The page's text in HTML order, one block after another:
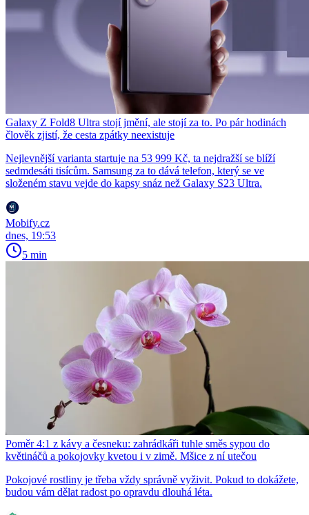
Galaxy Z Fold8 Ultra stojí jmění, ale stojí za to. Po pár hodinách
člověk zjistí, že cesta zpátky neexistuje
Nejlevnější varianta startuje na 53 999 Kč, ta nejdražší se blíží
sedmdesáti tisícům. Samsung za to dává telefon, který se ve
složeném stavu vejde do kapsy snáz než Galaxy S23 Ultra.
Mobify.cz
dnes, 19:53
5 min
Poměr 4:1 z kávy a česneku: zahrádkáři tuhle směs sypou do
květináčů a pokojovky kvetou i v zimě. Mšice z ní utečou
Pokojové rostliny je třeba vždy správně vyživit. Pokud to dokážete,
budou vám dělat radost po opravdu dlouhá léta.